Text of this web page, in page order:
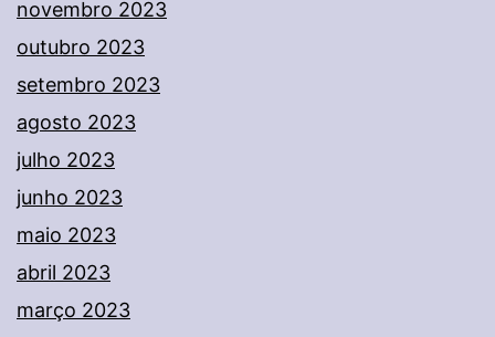
novembro 2023
outubro 2023
setembro 2023
agosto 2023
julho 2023
junho 2023
maio 2023
abril 2023
março 2023